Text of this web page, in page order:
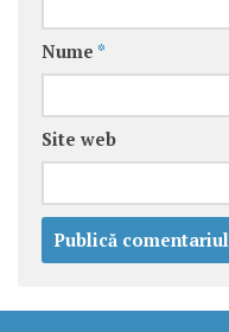
Nume *
Site web